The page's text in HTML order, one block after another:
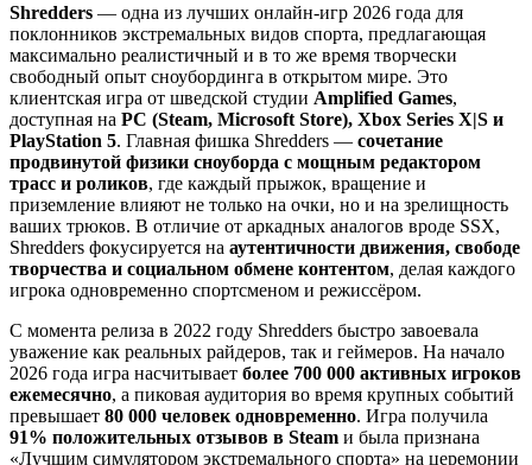
Shredders — одна из лучших онлайн-игр 2026 года для
поклонников экстремальных видов спорта, предлагающая
максимально реалистичный и в то же время творчески
свободный опыт сноубординга в открытом мире. Это
клиентская игра от шведской студии Amplified Games,
доступная на PC (Steam, Microsoft Store), Xbox Series X|S и
PlayStation 5. Главная фишка Shredders — сочетание
продвинутой физики сноуборда с мощным редактором
трасс и роликов, где каждый прыжок, вращение и
приземление влияют не только на очки, но и на зрелищность
ваших трюков. В отличие от аркадных аналогов вроде SSX,
Shredders фокусируется на аутентичности движения, свободе
творчества и социальном обмене контентом, делая каждого
игрока одновременно спортсменом и режиссёром.
С момента релиза в 2022 году Shredders быстро завоевала
уважение как реальных райдеров, так и геймеров. На начало
2026 года игра насчитывает более 700 000 активных игроков
ежемесячно, а пиковая аудитория во время крупных событий
превышает 80 000 человек одновременно. Игра получила
91% положительных отзывов в Steam и была признана
«Лучшим симулятором экстремального спорта» на церемонии